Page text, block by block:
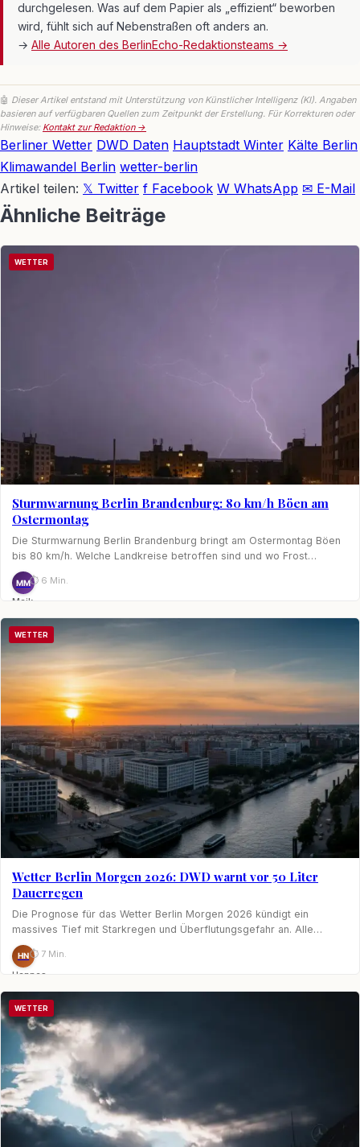
durchgelesen. Was auf dem Papier als „effizient“ beworben
wird, fühlt sich auf Nebenstraßen oft anders an.
→ Alle Autoren des BerlinEcho-Redaktionsteams →
🤖 Dieser Artikel entstand mit Unterstützung von Künstlicher Intelligenz (KI). Angaben
basieren auf verfügbaren Quellen zum Zeitpunkt der Erstellung. Für Korrekturen oder
Hinweise: Kontakt zur Redaktion →
Berliner Wetter DWD Daten Hauptstadt Winter Kälte Berlin
Klimawandel Berlin wetter-berlin
Artikel teilen: 𝕏 Twitter f Facebook W WhatsApp ✉ E-Mail
Ähnliche Beiträge
WETTER
Sturmwarnung Berlin Brandenburg: 80 km/h Böen am
Ostermontag
Die Sturmwarnung Berlin Brandenburg bringt am Ostermontag Böen
bis 80 km/h. Welche Landkreise betroffen sind und wo Frost…
MM
Maik
Möhring
⏱ 6 Min.
WETTER
Wetter Berlin Morgen 2026: DWD warnt vor 50 Liter
Dauerregen
Die Prognose für das Wetter Berlin Morgen 2026 kündigt ein
massives Tief mit Starkregen und Überflutungsgefahr an. Alle…
HN
Hannes
⏱ 7 Min.
WETTER